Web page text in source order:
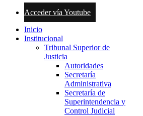
Acceder vía Youtube
Inicio
Institucional
Tribunal Superior de
Justicia
Autoridades
Secretaría
Administrativa
Secretaría de
Superintendencia y
Control Judicial